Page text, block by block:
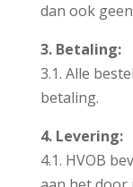
dan ook
3. Betaling:
3.1. Alle
betaling.
4. Levering:
4.1. HVOB